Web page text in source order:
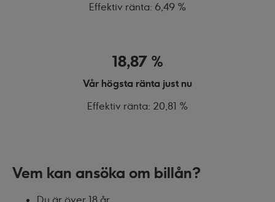
Effektiv ränta: 6,49 %
18,87 %
Vår högsta ränta just nu
Effektiv ränta: 20,81 %
Vem kan ansöka om billån?
Du är över 18 år